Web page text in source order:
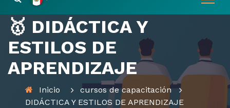
🥇 DIDÁCTICA Y
ESTILOS DE
APRENDIZAJE
Inicio
cursos de capacitación
DIDÁCTICA Y ESTILOS DE APRENDIZAJE